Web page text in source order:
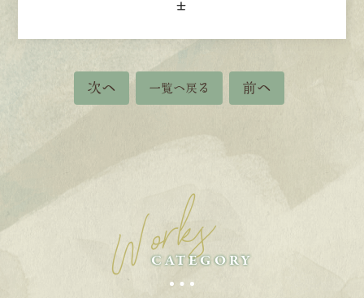
士
次へ 一覧へ戻る 前へ
Works
CATEGORY